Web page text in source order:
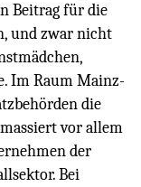
Beitrag für die
und zwar nicht
Im Raum Mainz-
die
vor allem
der
Bei